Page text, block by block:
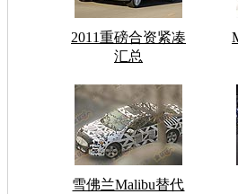
2011重磅合资紧凑
汇总
雪佛兰Malibu替代